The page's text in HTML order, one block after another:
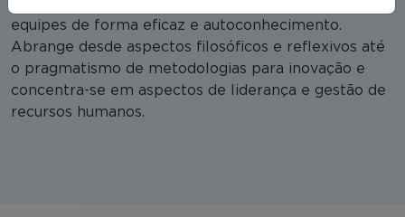
equipes de forma eficaz e autoconhecimento.
Abrange desde aspectos filosóficos e reflexivos até
o pragmatismo de metodologias para inovação e
concentra-se em aspectos de liderança e gestão de
recursos humanos.